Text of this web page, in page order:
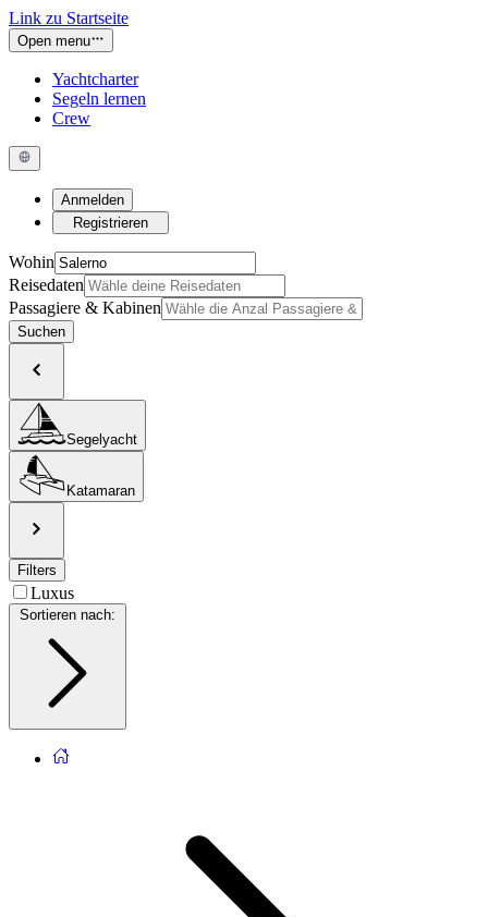
Link zu Startseite
Open menu
Yachtcharter
Segeln lernen
Crew
Anmelden
Registrieren
Wohin
Reisedaten
Passagiere & Kabinen
Suchen
Segelyacht
Katamaran
Filters
Luxus
Sortieren nach